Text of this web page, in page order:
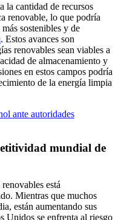
la cantidad de recursos
renovable, lo que podría
sostenibles y de
. Estos avances son
renovables sean viables a
de almacenamiento y
en estos campos podría
de la energía limpia
ante autoridades
mundial de
está
Mientras que muchos
están aumentando sus
Unidos se enfrenta al riesgo